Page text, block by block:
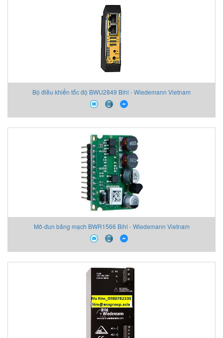
Bộ điều khiển tốc độ BWU2849 Bihl - Wiedemann Vietnam
Mô-đun bảng mạch BWR1566 Bihl - Wiedemann Vietnam